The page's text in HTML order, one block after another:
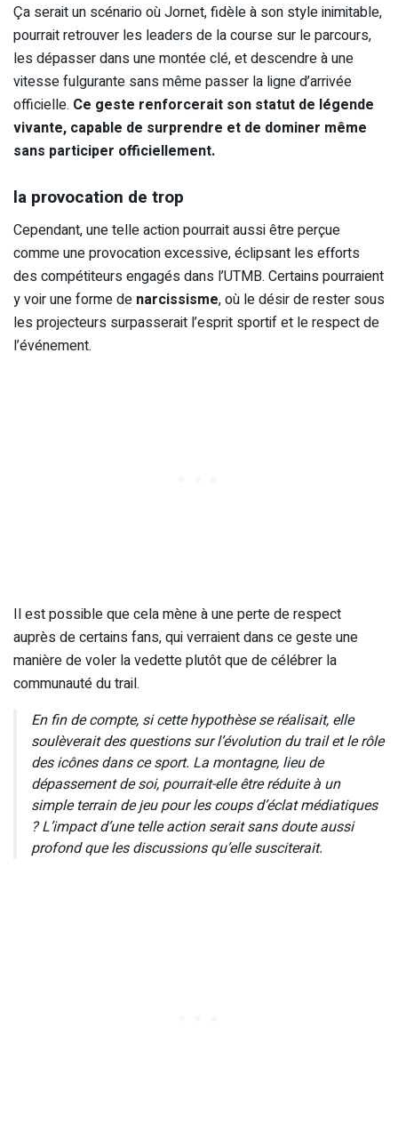
Ça serait un scénario où Jornet, fidèle à son style inimitable,
pourrait retrouver les leaders de la course sur le parcours,
les dépasser dans une montée clé, et descendre à une
vitesse fulgurante sans même passer la ligne d’arrivée
officielle. Ce geste renforcerait son statut de légende
vivante, capable de surprendre et de dominer même
sans participer officiellement.
la provocation de trop
Cependant, une telle action pourrait aussi être perçue
comme une provocation excessive, éclipsant les efforts
des compétiteurs engagés dans l’UTMB. Certains pourraient
y voir une forme de narcissisme, où le désir de rester sous
les projecteurs surpasserait l’esprit sportif et le respect de
l’événement.
Il est possible que cela mène à une perte de respect
auprès de certains fans, qui verraient dans ce geste une
manière de voler la vedette plutôt que de célébrer la
communauté du trail.
En fin de compte, si cette hypothèse se réalisait, elle
soulèverait des questions sur l’évolution du trail et le rôle
des icônes dans ce sport. La montagne, lieu de
dépassement de soi, pourrait-elle être réduite à un
simple terrain de jeu pour les coups d’éclat médiatiques
? L’impact d’une telle action serait sans doute aussi
profond que les discussions qu’elle susciterait.